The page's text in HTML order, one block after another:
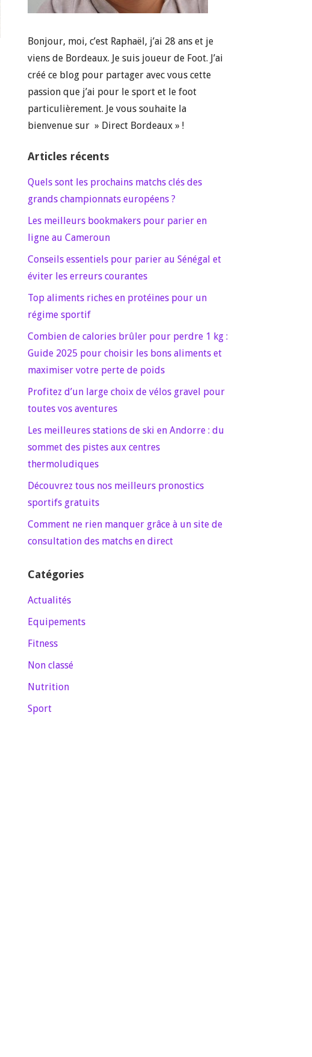
Bonjour, moi, c’est Raphaël, j’ai 28 ans et je
viens de Bordeaux. Je suis joueur de Foot. J’ai
créé ce blog pour partager avec vous cette
passion que j’ai pour le sport et le foot
particulièrement. Je vous souhaite la
bienvenue sur » Direct Bordeaux » !
Articles récents
Quels sont les prochains matchs clés des
grands championnats européens ?
Les meilleurs bookmakers pour parier en
ligne au Cameroun
Conseils essentiels pour parier au Sénégal et
éviter les erreurs courantes
Top aliments riches en protéines pour un
régime sportif
Combien de calories brûler pour perdre 1 kg :
Guide 2025 pour choisir les bons aliments et
maximiser votre perte de poids
Profitez d’un large choix de vélos gravel pour
toutes vos aventures
Les meilleures stations de ski en Andorre : du
sommet des pistes aux centres
thermoludiques
Découvrez tous nos meilleurs pronostics
sportifs gratuits
Comment ne rien manquer grâce à un site de
consultation des matchs en direct
Catégories
Actualités
Equipements
Fitness
Non classé
Nutrition
Sport